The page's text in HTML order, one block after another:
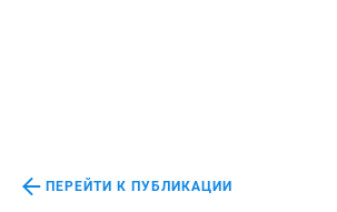
ПЕРЕЙТИ К ПУБЛИКАЦИИ